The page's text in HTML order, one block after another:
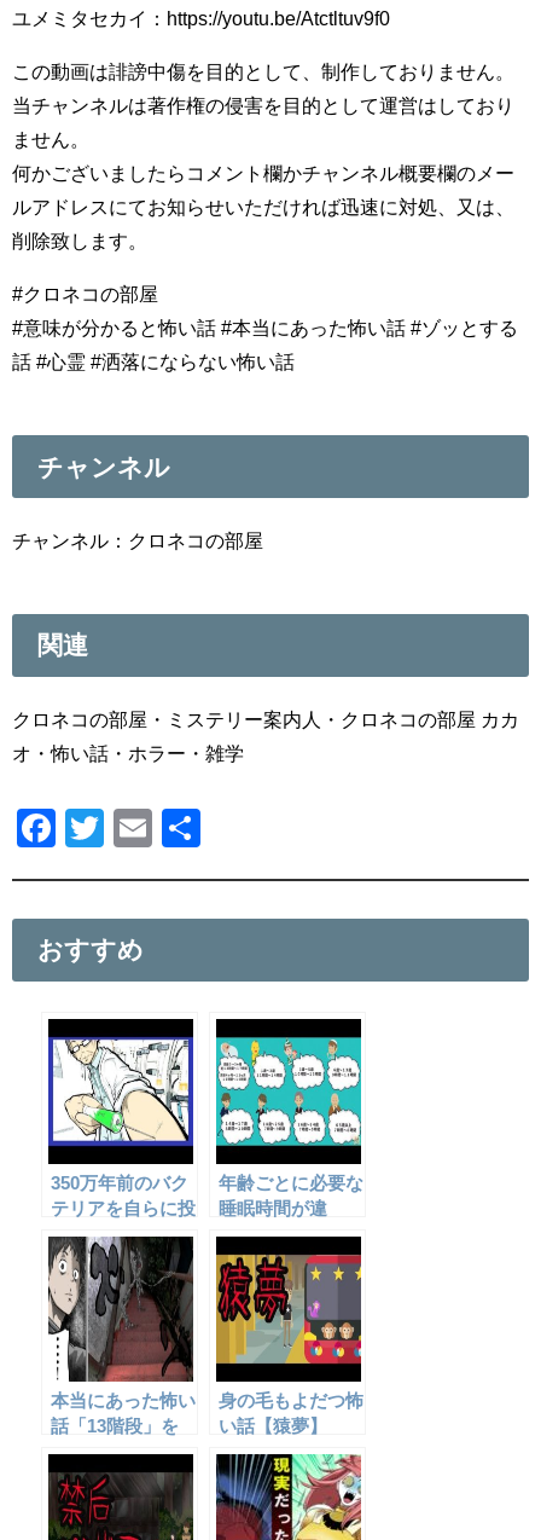
ユメミタセカイ：https://youtu.be/Atctltuv9f0
この動画は誹謗中傷を目的として、制作しておりません。
当チャンネルは著作権の侵害を目的として運営はしており
ません。
何かございましたらコメント欄かチャンネル概要欄のメー
ルアドレスにてお知らせいただければ迅速に対処、又は、
削除致します。
#クロネコの部屋
#意味が分かると怖い話 #本当にあった怖い話 #ゾッとする
話 #心霊 #洒落にならない怖い話
チャンネル
チャンネル：クロネコの部屋
関連
クロネコの部屋・ミステリー案内人・クロネコの部屋 カカ
オ・怖い話・ホラー・雑学
F
e
b
o
o
k
T
er
E
おすすめ
350万年前のバク
テリアを自らに投
与した結果、とん
でもない事に・・
年齢ごとに必要な
睡眠時間が違
う？！
本当にあった怖い
話「13階段」を
アニメ風にしてみ
た。
身の毛もよだつ怖
い話【猿夢】